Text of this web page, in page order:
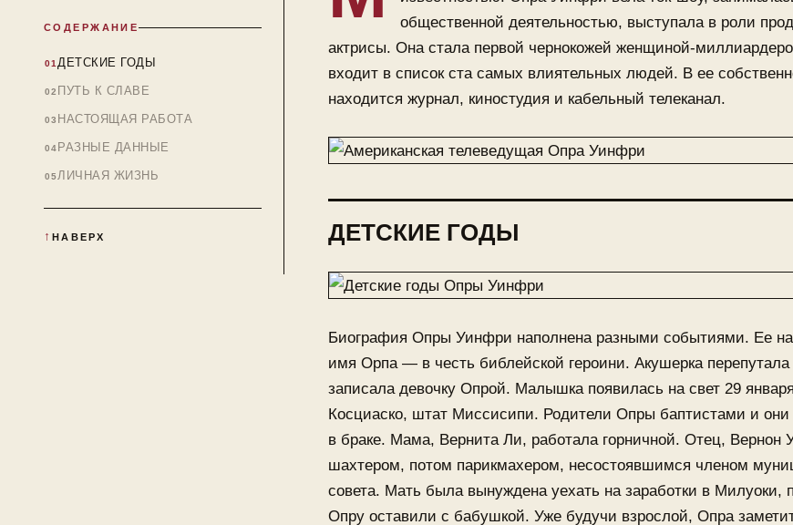
СОДЕРЖАНИЕ
ДЕТСКИЕ ГОДЫ
ПУТЬ К СЛАВЕ
НАСТОЯЩАЯ РАБОТА
РАЗНЫЕ ДАННЫЕ
ЛИЧНАЯ ЖИЗНЬ
НАВЕРХ
общественной деятельностью, выступала в роли
актрисы. Она стала первой чернокожей женщиной-
входит в список ста самых влиятельных людей. В ее
находится журнал, киностудия и кабельный телеканал.
ДЕТСКИЕ ГОДЫ
Биография Опры Уинфри наполнена разными событиями. Ее
имя Орпа — в честь библейской героини. Акушерка перепутала
записала девочку Опрой. Малышка появилась на свет 29
Косциаско, штат Миссисипи. Родители Опры баптистами и они
в браке. Мама, Вернита Ли, работала горничной. Отец, Вернон
шахтером, потом парикмахером, несостоявшимся членом
совета. Мать была вынуждена уехать на заработки в Милуоки,
Опру оставили с бабушкой. Уже будучи взрослой, Опра